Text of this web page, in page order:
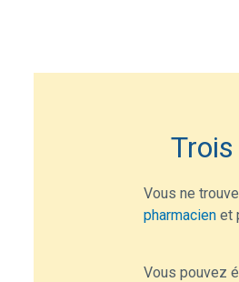
Vous ne
pharmacienet
Vous pouvez